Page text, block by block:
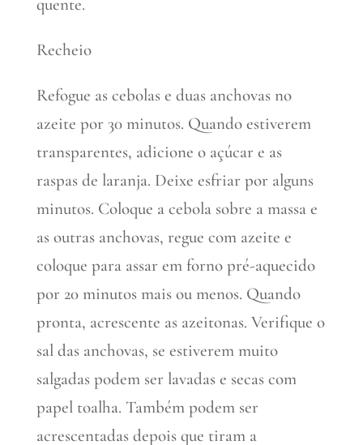
quente.
Recheio
Refogue as cebolas e duas anchovas no
azeite por 30 minutos. Quando estiverem
transparentes, adicione o açúcar e as
raspas de laranja. Deixe esfriar por alguns
minutos. Coloque a cebola sobre a massa e
as outras anchovas, regue com azeite e
coloque para assar em forno pré-aquecido
por 20 minutos mais ou menos. Quando
pronta, acrescente as azeitonas. Verifique o
sal das anchovas, se estiverem muito
salgadas podem ser lavadas e secas com
papel toalha. Também podem ser
acrescentadas depois que tiram a